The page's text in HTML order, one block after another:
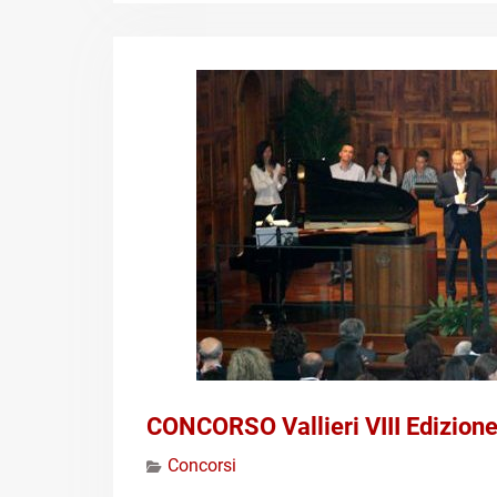
CONCORSO Vallieri VIII Edizione
Concorsi